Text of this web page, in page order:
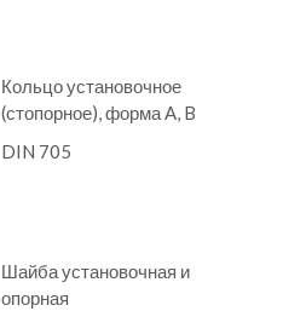
Кольцо установочное
(стопорное), форма A, B
DIN 705
Шайба установочная и
опорная